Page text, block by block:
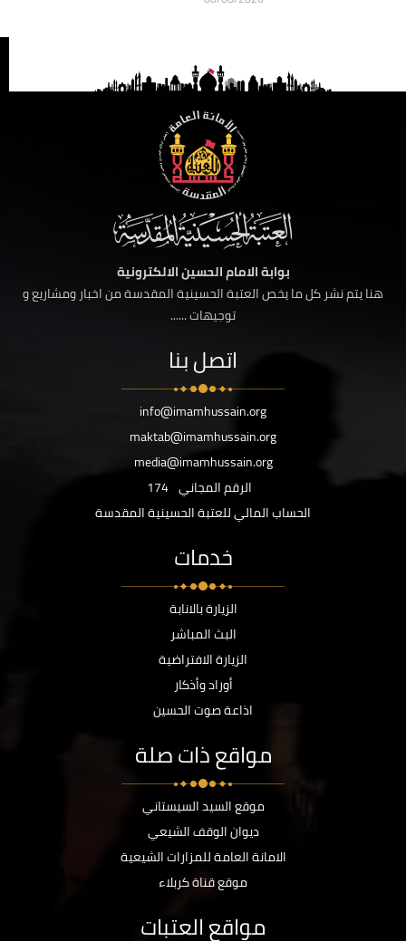
بوابة الامام الحسين الالكترونية
هنا يتم نشر كل ما يخص العتبة الحسينية المقدسة من اخبار ومشاريع و
توجيهات ......
اتصل بنا
info@imamhussain.org
maktab@imamhussain.org
media@imamhussain.org
الرقم المجاني 174
الحساب المالي للعتبة الحسينية المقدسة
خدمات
الزيارة بالانابة
البث المباشر
الزيارة الافتراضية
أوراد وأذكار
اذاعة صوت الحسين
مواقع ذات صلة
موقع السيد السيستاني
ديوان الوقف الشيعي
الامانة العامة للمزارات الشيعية
موقع قناة كربلاء
مواقع العتبات